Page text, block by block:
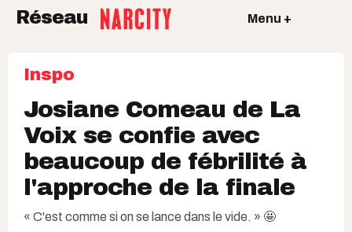
Réseau Menu +
Inspo
Josiane Comeau de La
Voix se confie avec
beaucoup de fébrilité à
l'approche de la finale
« C'est comme si on se lance dans le vide. » 🤩